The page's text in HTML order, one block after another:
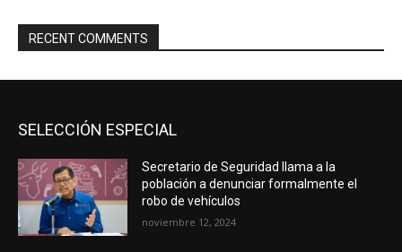
RECENT COMMENTS
SELECCIÓN ESPECIAL
Secretario de Seguridad llama a la
población a denunciar formalmente el
robo de vehículos
noviembre 12, 2024